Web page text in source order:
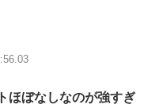
ほぼなしなのが強すぎ